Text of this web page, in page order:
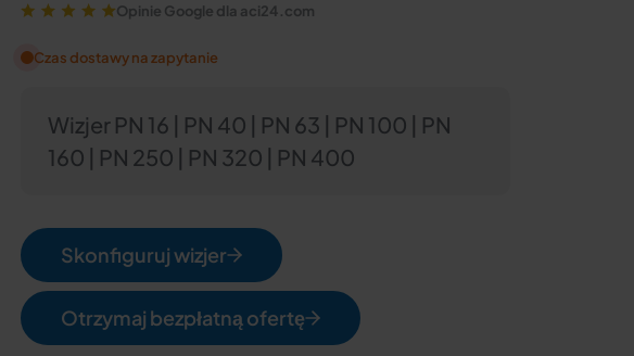
Opinie Google dla aci24.com
Czas dostawy na zapytanie
Wizjer PN 16 | PN 40 | PN 63 | PN 100 | PN
160 | PN 250 | PN 320 | PN 400
Skonfiguruj wizjer
Otrzymaj bezpłatną ofertę